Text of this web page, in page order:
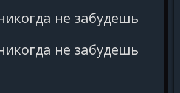
не забудешь
не забудешь